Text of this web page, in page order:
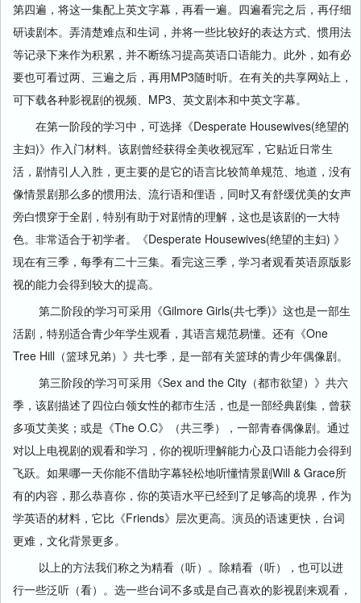
第四遍，将这一集配上英文字幕，再看一遍。四遍看完之后，再仔细
研读剧本。弄清楚难点和生词，并将一些比较好的表达方式、惯用法
等记录下来作为积累，并不断练习提高英语口语能力。此外，如有必
要也可看过两、三遍之后，再用MP3随时听。在有关的共享网站上，
可下载各种影视剧的视频、MP3、英文剧本和中英文字幕。
在第一阶段的学习中，可选择《Desperate Housewives(绝望的
主妇)》作入门材料。该剧曾经获得全美收视冠军，它贴近日常生
活，剧情引人入胜，更主要的是它的语言比较简单规范、地道，没有
像情景剧那么多的惯用法、流行语和俚语，同时又有舒缓优美的女声
旁白惯穿于全剧，特别有助于对剧情的理解，这也是该剧的一大特
色。非常适合于初学者。《Desperate Housewives(绝望的主妇) 》
现在有三季，每季有二十三集。看完这三季，学习者观看英语原版影
视的能力会得到较大的提高。
第二阶段的学习可采用《Gilmore Girls(共七季)》这也是一部生
活剧，特别适合青少年学生观看，其语言规范易懂。还有《One
Tree Hill（篮球兄弟）》共七季，是一部有关篮球的青少年偶像剧。
第三阶段的学习可采用《Sex and the City（都市欲望）》共六
季，该剧描述了四位白领女性的都市生活，也是一部经典剧集，曾获
多项艾美奖；或是《The O.C》（共三季），一部青春偶像剧。通过
对以上电视剧的观看和学习，你的视听理解能力心及口语能力会得到
飞跃。如果哪一天你能不借助字幕轻松地听懂情景剧Will & Grace所
有的内容，那么恭喜你，你的英语水平已经到了足够高的境界，作为
学英语的材料，它比《Friends》层次更高。演员的语速更快，台词
更难，文化背景更多。
以上的方法我们称之为精看（听）。除精看（听），也可以进
行一些泛听（看）。选一些台词不多或是自己喜欢的影视剧来观看，